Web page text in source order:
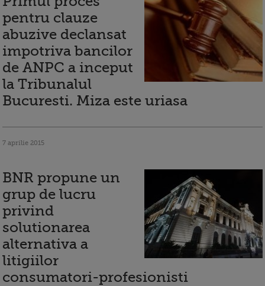
pentru clauze
abuzive declansat
impotriva bancilor
de ANPC a inceput
la Tribunalul
Bucuresti. Miza este uriasa
7 aprilie 2015
BNR propune un
grup de lucru
privind
solutionarea
alternativa a
litigiilor
consumatori-profesionisti